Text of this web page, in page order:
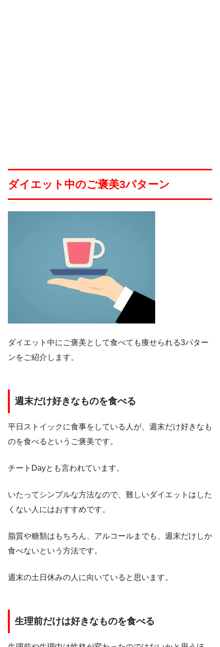
ダイエット中のご褒美3パターン
ダイエット中にご褒美として食べても痩せられる3パター
ンをご紹介します。
週末だけ好きなものを食べる
平日ストイックに食事をしている人が、週末だけ好きなも
のを食べるというご褒美です。
チートDayとも言われています。
いたってシンプルな方法なので、難しいダイエットはした
くない人にはおすすめです。
脂質や糖類はもちろん、アルコールまでも、週末だけしか
食べないという方法です。
週末の土日休みの人に向いていると思います。
生理前だけは好きなものを食べる